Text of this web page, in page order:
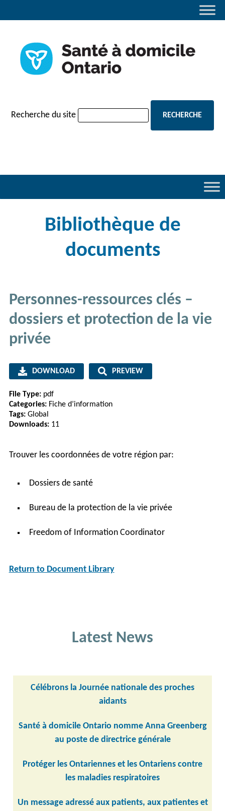
Recherche du site
Bibliothèque de
documents
Personnes-ressources clés –
dossiers et protection de la vie
privée
Trouver les coordonnées de votre région par:
Dossiers de santé
Bureau de la protection de la vie privée
Freedom of Information Coordinator
DOWNLOAD PREVIEW
File Type: pdf
Categories: Fiche d’information
Tags: Global
Downloads: 11
Return to Document Library
Latest News
Célébrons la Journée nationale des proches
aidants
Santé à domicile Ontario nomme Anna Greenberg
au poste de directrice générale
Protéger les Ontariennes et les Ontariens contre
les maladies respiratoires
Un message adressé aux patients, aux patientes et